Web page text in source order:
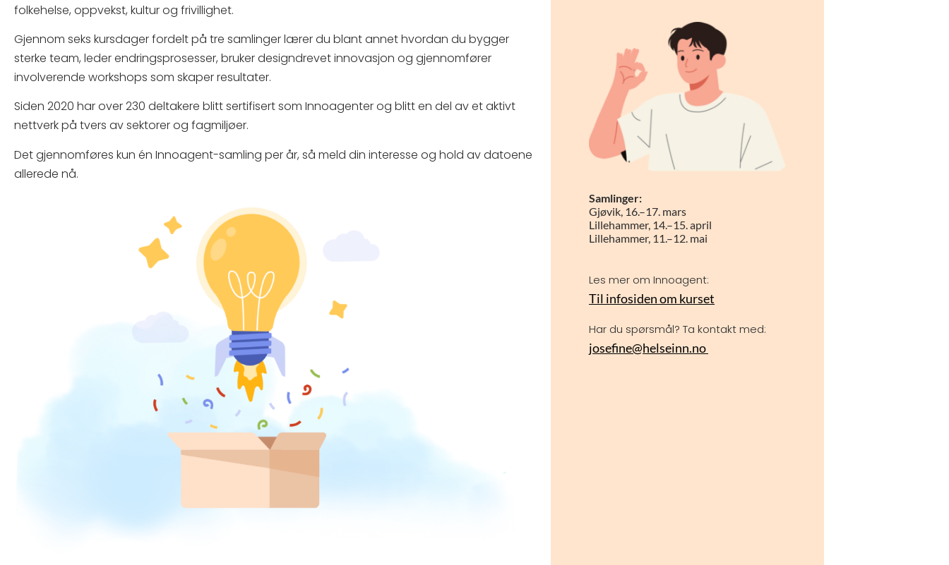
folkehelse, oppvekst, kultur og frivillighet.
Gjennom seks kursdager fordelt på tre samlinger lærer du blant annet hvordan du bygger
sterke team, leder endringsprosesser, bruker designdrevet innovasjon og gjennomfører
involverende workshops som skaper resultater.
Siden 2020 har over 230 deltakere blitt sertifisert som Innoagenter og blitt en del av et aktivt
nettverk på tvers av sektorer og fagmiljøer.
Det gjennomføres kun én Innoagent-samling per år, så meld din interesse og hold av datoene
allerede nå.
Samlinger:
Gjøvik, 16.–17. mars
Lillehammer, 14.–15. april
Lillehammer, 11.–12. mai
Les mer om Innoagent:
Til infosiden om kurset
Har du spørsmål? Ta kontakt med:
josefine@helseinn.no